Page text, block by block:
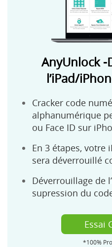
AnyUnlock
l’iPad/
Cracker code
alphanumérique
ou Face ID sur
En 3 étapes, votre
sera déverrouillé
Déverrouillage de
supression du
Essai
*100%